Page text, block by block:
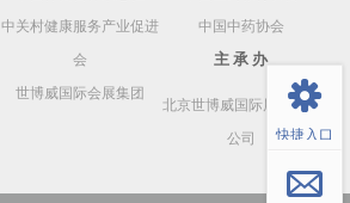
中关村健康服务产业促进
会
世博威国际会展集团
中国中药协会
主 承 办
北京世博威国际展览有限
公司
快捷入口